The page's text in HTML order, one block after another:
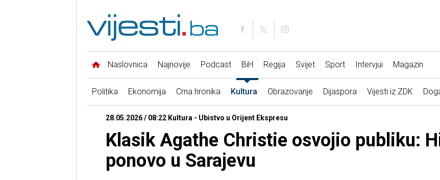
Naslovnica Najnovije Podcast BiH Regija Svijet Sport Intervjui Magazin
Politika Ekonomija Crna hronika Kultura Obrazovanje Dijaspora Vijesti iz ZDK
28.05.2026 / 08:22 Kultura - Ubistvo u Orijent Ekspresu
Klasik Agathe Christie osvojio publiku:
ponovo u Sarajevu